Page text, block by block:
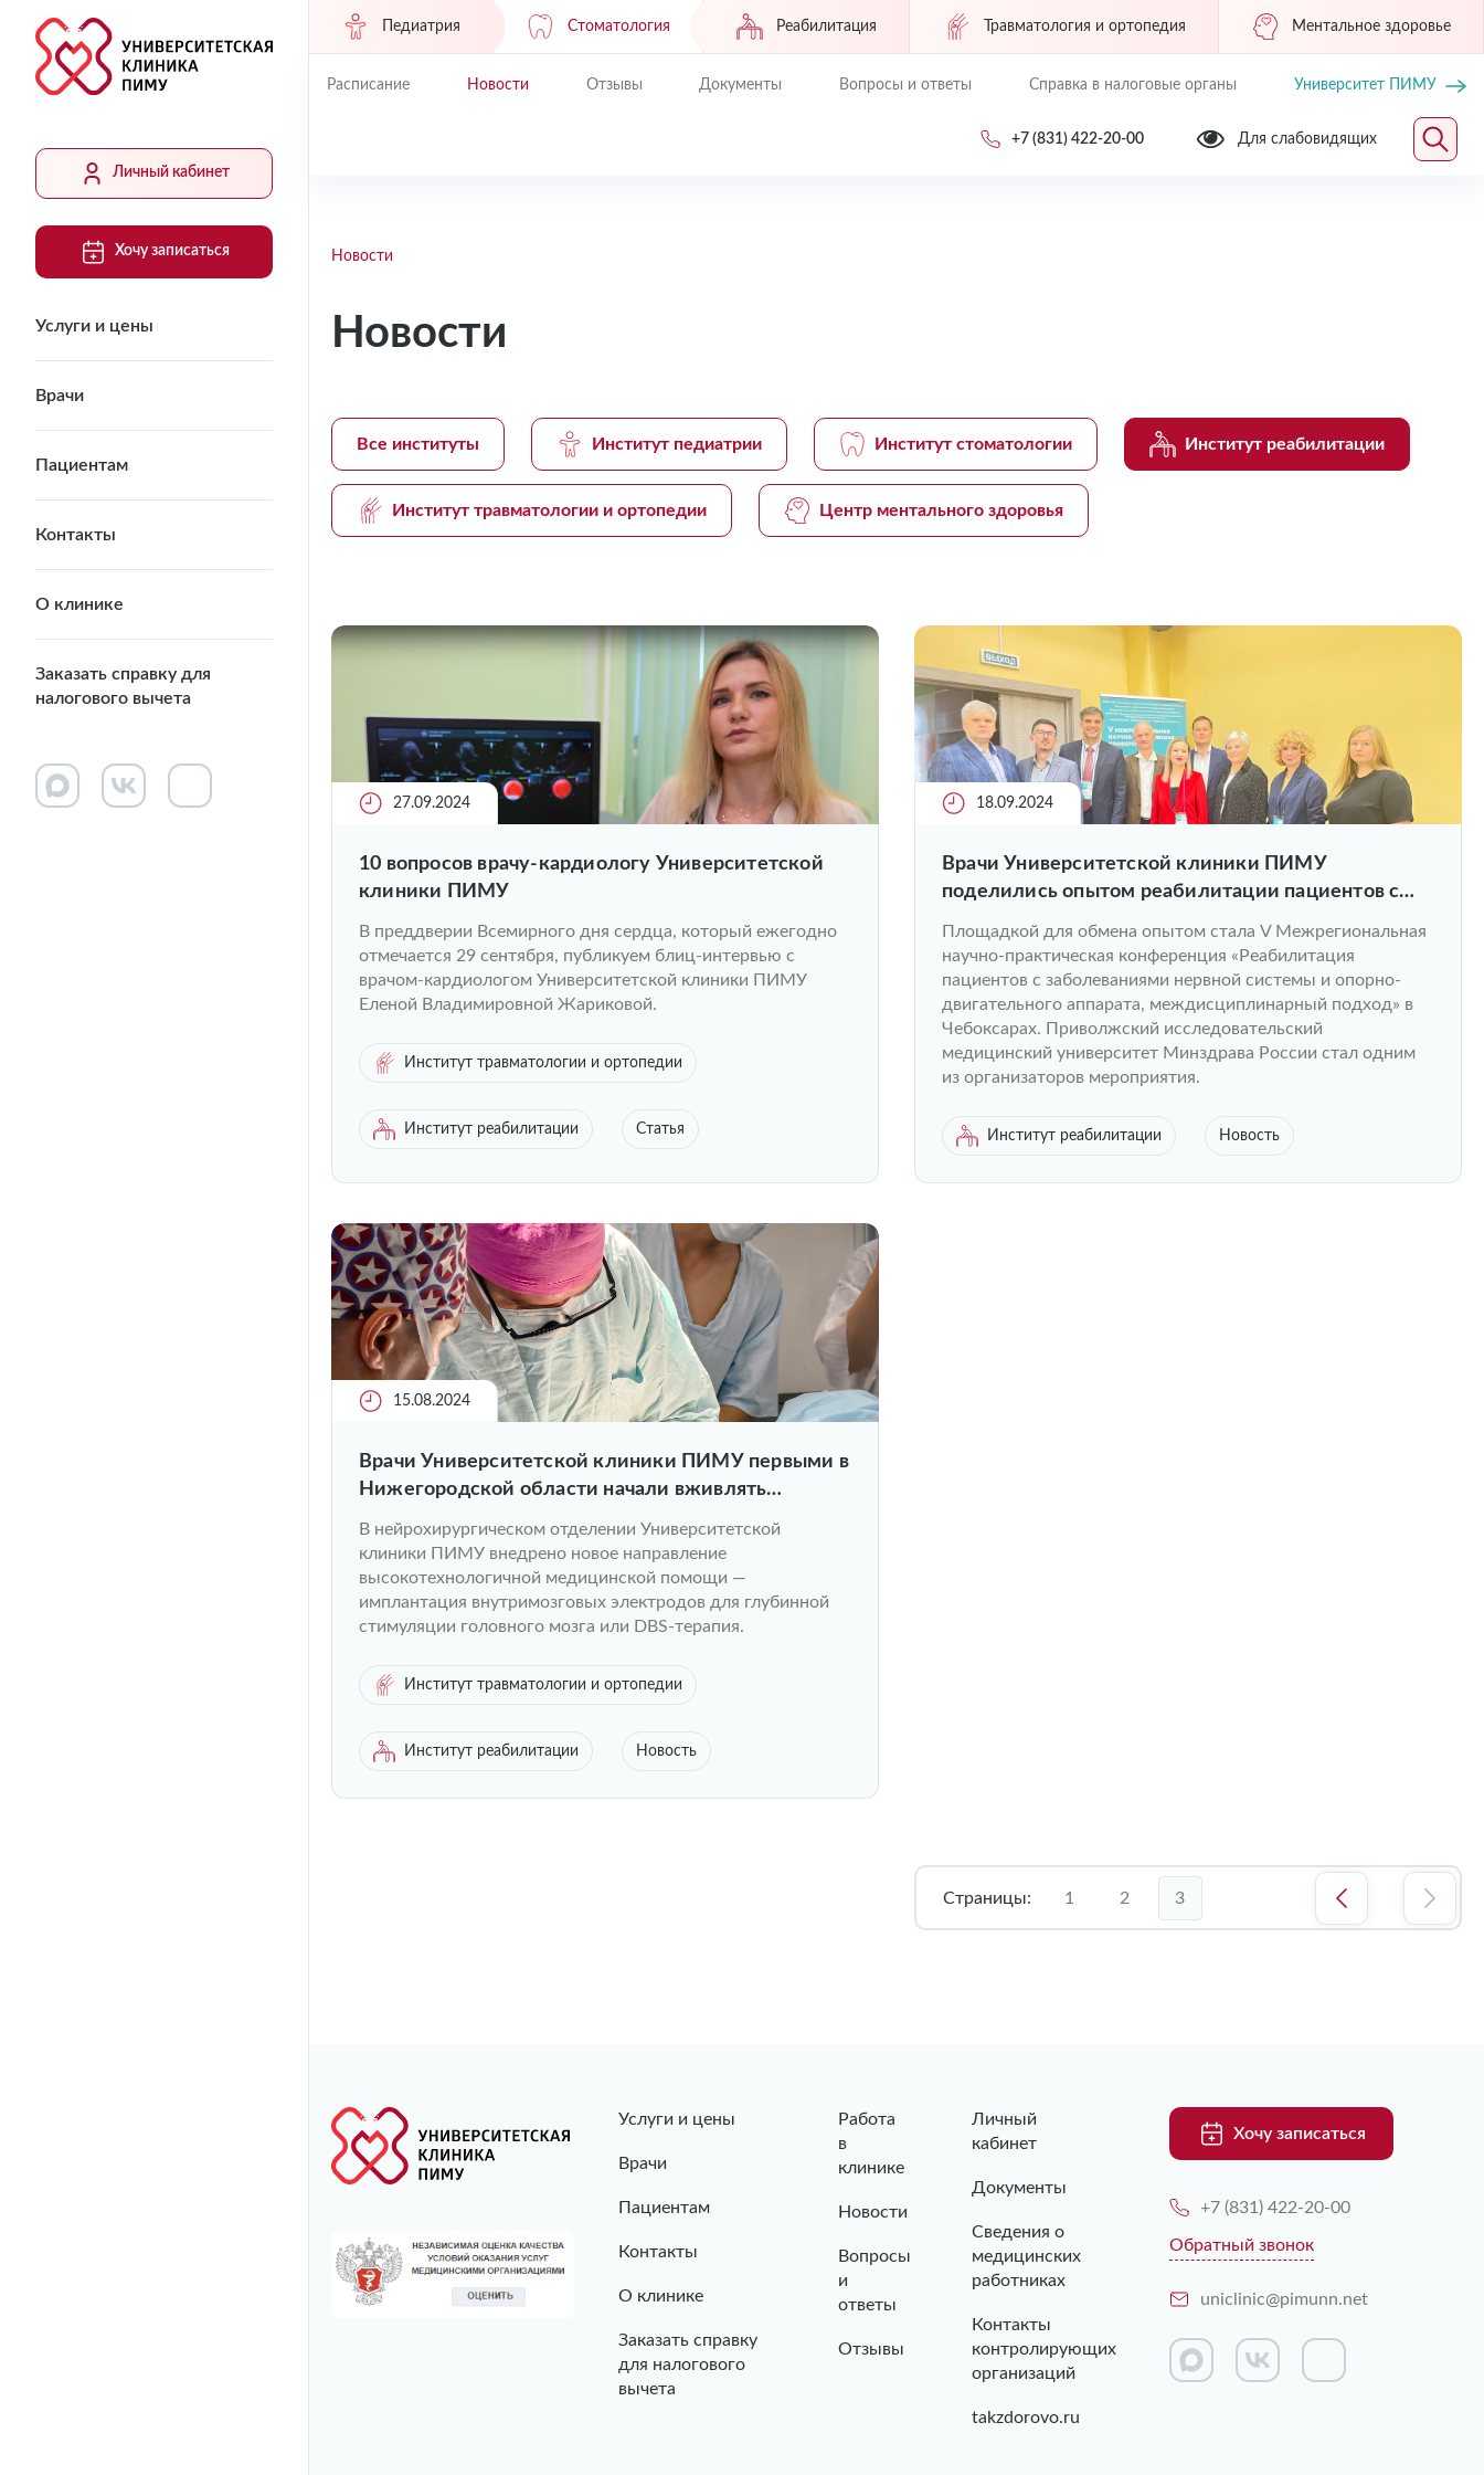
Личный кабинет
Хочу записаться
Услуги и цены
Врачи
Пациентам
Контакты
О клинике
Заказать справку для
налогового вычета
Педиатрия Стоматология Реабилитация Травматология и ортопедия Ментальное здоровье
Расписание Новости Отзывы Документы Вопросы и ответы Справка в налоговые органы Университет ПИМУ
+7 (831) 422-20-00 Для слабовидящих
Новости
Новости
Все институты Институт педиатрии Институт стоматологии Институт реабилитации
Институт травматологии и ортопедии Центр ментального здоровья
27.09.2024
10 вопросов врачу-кардиологу Университетской
клиники ПИМУ
В преддверии Всемирного дня сердца, который ежегодно
отмечается 29 сентября, публикуем блиц-интервью с
врачом-кардиологом Университетской клиники ПИМУ
Еленой Владимировной Жариковой.
Институт травматологии и ортопедии
Институт реабилитации Статья
18.09.2024
Врачи Университетской клиники ПИМУ
поделились опытом реабилитации пациентов с
коллегами из различных регионов России
Площадкой для обмена опытом стала V Межрегиональная
научно-практическая конференция «Реабилитация
пациентов с заболеваниями нервной системы и опорно-
двигательного аппарата, междисциплинарный подход» в
Чебоксарах. Приволжский исследовательский
медицинский университет Минздрава России стал одним
из организаторов мероприятия.
Институт реабилитации Новость
15.08.2024
Врачи Университетской клиники ПИМУ первыми в
Нижегородской области начали вживлять
Паркинсона
В нейрохирургическом отделении Университетской
клиники ПИМУ внедрено новое направление
высокотехнологичной медицинской помощи —
имплантация внутримозговых электродов для глубинной
стимуляции головного мозга или DBS-терапия.
Институт травматологии и ортопедии
Институт реабилитации Новость
Страницы: 1 2 3
Услуги и цены
Врачи
Пациентам
Контакты
О клинике
Заказать справку
для налогового
вычета
Работа
в
клинике
Новости
Вопросы
и
ответы
Отзывы
Личный
кабинет
Документы
Сведения о
медицинских
работниках
Контакты
контролирующих
организаций
takzdorovo.ru
Хочу записаться
+7 (831) 422-20-00
Обратный звонок
uniclinic@pimunn.net